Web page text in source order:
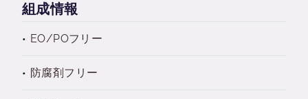
組成情報
EO/POフリー
防腐剤フリー